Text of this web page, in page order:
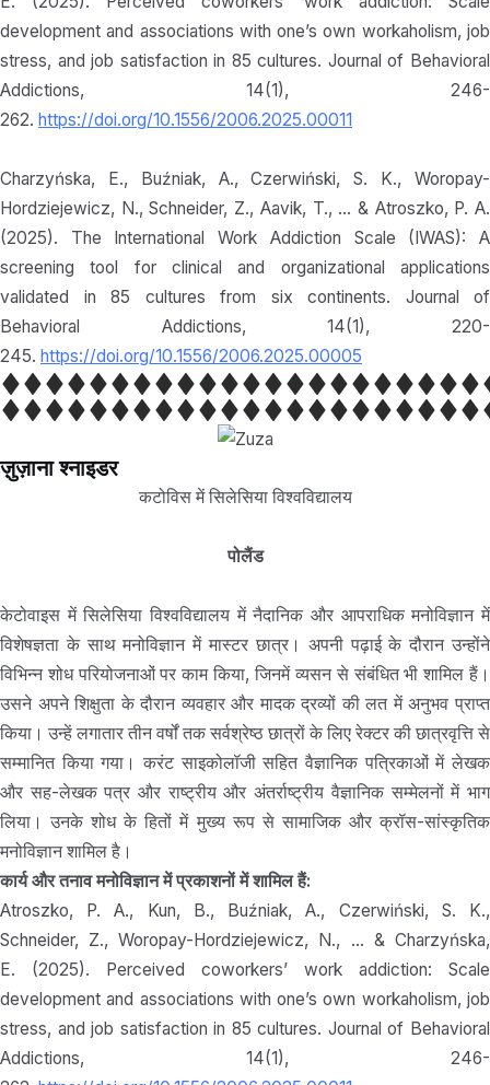
development and associations with one’s own workaholism, job
stress, and job satisfaction in 85 cultures. Journal of Behavioral
Addictions, 14(1), 246-
262. https://doi.org/10.1556/2006.2025.00011
Charzyńska, E., Buźniak, A., Czerwiński, S. K., Woropay-
Hordziejewicz, N., Schneider, Z., Aavik, T., … & Atroszko, P. A.
(2025). The International Work Addiction Scale (IWAS): A
screening tool for clinical and organizational applications
validated in 85 cultures from six continents. Journal of
Behavioral Addictions, 14(1), 220-
245. https://doi.org/10.1556/2006.2025.00005
ज़ुज़ाना श्नाइडर
कटोविस में सिलेसिया विश्वविद्यालय
पोलैंड
केटोवाइस में सिलेसिया विश्वविद्यालय में नैदानिक और आपराधिक मनोविज्ञान में
विशेषज्ञता के साथ मनोविज्ञान में मास्टर छात्र। अपनी पढ़ाई के दौरान उन्होंने
विभिन्न शोध परियोजनाओं पर काम किया, जिनमें व्यसन से संबंधित भी शामिल हैं।
उसने अपने शिक्षुता के दौरान व्यवहार और मादक द्रव्यों की लत में अनुभव प्राप्त
किया। उन्हें लगातार तीन वर्षों तक सर्वश्रेष्ठ छात्रों के लिए रेक्टर की छात्रवृत्ति से
सम्मानित किया गया। करंट साइकोलॉजी सहित वैज्ञानिक पत्रिकाओं में लेखक
और सह-लेखक पत्र और राष्ट्रीय और अंतर्राष्ट्रीय वैज्ञानिक सम्मेलनों में भाग
लिया। उनके शोध के हितों में मुख्य रूप से सामाजिक और क्रॉस-सांस्कृतिक
मनोविज्ञान शामिल है।
कार्य और तनाव मनोविज्ञान में प्रकाशनों में शामिल हैं:
Atroszko, P. A., Kun, B., Buźniak, A., Czerwiński, S. K.,
Schneider, Z., Woropay-Hordziejewicz, N., … & Charzyńska,
E. (2025). Perceived coworkers’ work addiction: Scale
development and associations with one’s own workaholism, job
stress, and job satisfaction in 85 cultures. Journal of Behavioral
Addictions, 14(1), 246-